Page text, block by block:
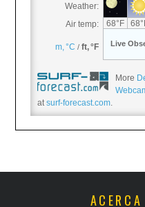
More
atsurf-forecast.com.